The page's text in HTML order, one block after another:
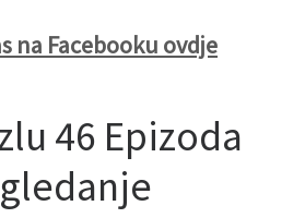
na Facebooku ovdje
46 Epizoda